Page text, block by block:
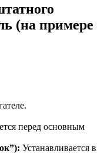
(на примере
перед основным
Устанавливается в